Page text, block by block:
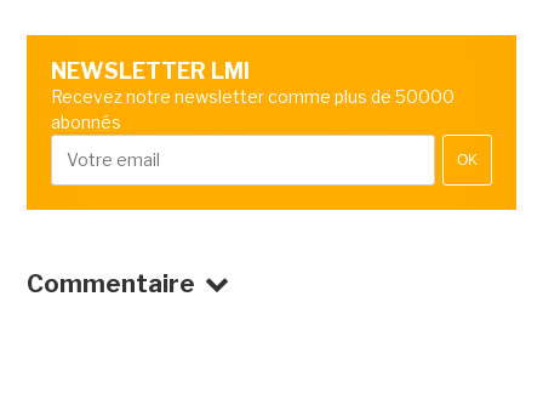
NEWSLETTER LMI
Recevez notre newsletter comme plus de 50000
abonnés
OK
Commentaire